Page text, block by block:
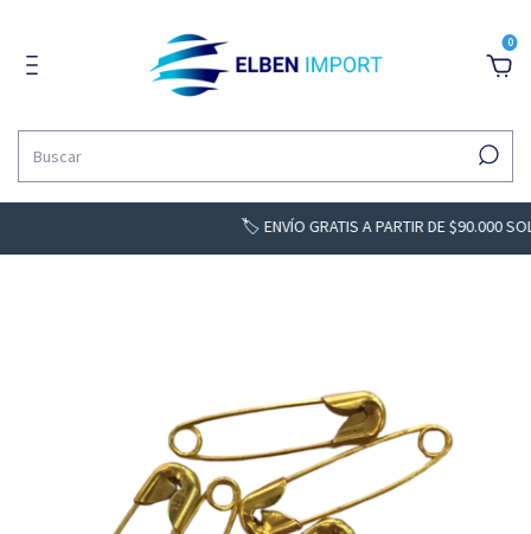
0
🏷️ ENVÍO GRATIS A PARTIR DE $90.000 SOLO